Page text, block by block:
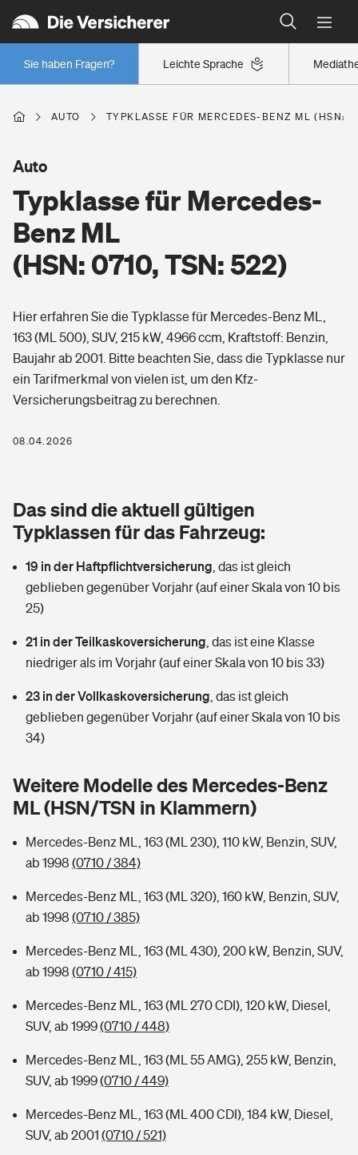
Leichte Sprache
Sie haben Fragen?
Wer versichert was: Jetzt Versicherer finden
Regionalklassen: So ist Ihre Region eingestuft
Wer versichert was: Jetzt Versicherer finden
Berufsunfähigkeitsversicherung
Arbeitsrechtsschutz
Berufshaftpflichtversicherung
Rentenrechner: Wie viel Geld bekomme ich im Alter?
Wer versichert was: Jetzt Versicherer finden
Sie haben Fragen?
Wohnen
Wohngebäudeversicherung
Hausratversicherung
Elementarversicherung
Photovoltaik
Wärmepumpen versichern
Vermieterrrechtsschutz
Mietkautionsversicherung
Restkreditversicherung
Zur Übersicht
Tools
Wer versichert was: Jetzt Versicherer finden
Sie haben Fragen?
Pri­vate Haft­pflicht­
Rechts­schutz­ver­si­che­rung
Kinderunfall­ver­si­che­rung
Reiseversicherung
Handyversicherung
Musikinstrumentenversicherung
Zur Übersicht
Tools
Kinderunfall-Check: Mehr Sicherheit für deine Kids
Sie haben Fragen?
Gesundheit
Private Krankenversicherung
Tierkrankenversicherung
Zur Übersicht
Sie haben Fragen?
AUTO TYPKLASSE FÜR MERCEDES-BENZ ML (HSN:
Typklasse für Mercedes-
Benz ML
(HSN: 0710, TSN: 522)
Auto
Hier erfahren Sie die Typklasse für Mercedes-Benz ML,
163 (ML 500), SUV, 215 kW, 4966 ccm, Kraftstoff: Benzin,
Baujahr ab 2001. Bitte beachten Sie, dass die Typklasse nur
ein Tarifmerkmal von vielen ist, um den Kfz-
Versicherungsbeitrag zu berechnen.
08.04.2026
Das sind die aktuell gültigen
Typklassen für das Fahrzeug:
19 in der Haftpflichtversicherung das ist gleich
geblieben gegenüber Vorjahr (auf einer Skala von 10 bis
25)
21 in der Teilkaskoversicherung das ist eine Klasse
niedriger als im Vorjahr (auf einer Skala von 10 bis 33)
23 in der Vollkaskoversicherung das ist gleich
geblieben gegenüber Vorjahr (auf einer Skala von 10 bis
34)
Weitere Modelle des Mercedes-Benz
ML (HSN/TSN in Klammern)
Mercedes-Benz ML, 163 (ML 230), 110 kW, Benzin, SUV,
ab 1998 (0710 / 384)
Mercedes-Benz ML, 163 (ML 320), 160 kW, Benzin, SUV,
ab 1998 (0710 / 385)
Mercedes-Benz ML, 163 (ML 430), 200 kW, Benzin, SUV,
ab 1998 (0710 / 415)
Mercedes-Benz ML, 163 (ML 270 CDI), 120 kW, Diesel,
SUV, ab 1999(0710 / 448)
Mercedes-Benz ML, 163 (ML 55 AMG), 255 kW, Benzin,
SUV, ab 1999(0710 / 449)
Mercedes-Benz ML, 163 (ML 400 CDI), 184 kW, Diesel,
SUV, ab 2001 (0710 / 521)